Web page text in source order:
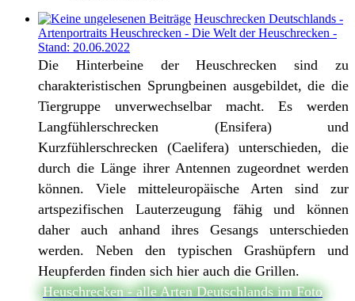
Heuschrecken Deutschlands -
Artenportraits Heuschrecken - Die Welt der Heuschrecken -
Stand: 20.06.2022
Die Hinterbeine der Heuschrecken sind zu
charakteristischen Sprungbeinen ausgebildet, die die
Tiergruppe unverwechselbar macht. Es werden
Langfühlerschrecken (Ensifera) und
Kurzfühlerschrecken (Caelifera) unterschieden, die
durch die Länge ihrer Antennen zugeordnet werden
können. Viele mitteleuropäische Arten sind zur
artspezifischen Lauterzeugung fähig und können
daher auch anhand ihres Gesangs unterschieden
werden. Neben den typischen Grashüpfern und
Heupferden finden sich hier auch die Grillen.
Heuschrecken - alle Arten Deutschlands im Foto